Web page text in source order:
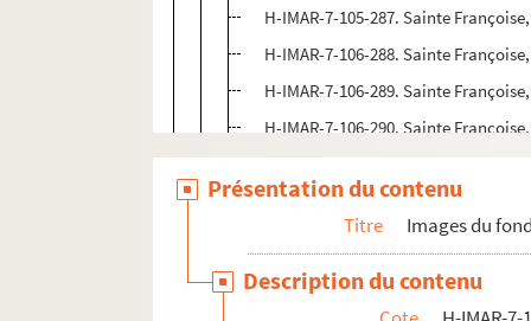
H-IMAR-7-105-287. Sainte
H-IMAR-7-106-288. Sainte
H-IMAR-7-106-289. Sainte
H-IMAR-7-106-290. Sainte
H-IMAR-7-106-291. Sainte
H-IMAR-7-107-292. Sainte
H-IMAR-7-108-293. Sainte
Saint François de Paul
Présentation du contenu
Titre Images du
Description du contenu